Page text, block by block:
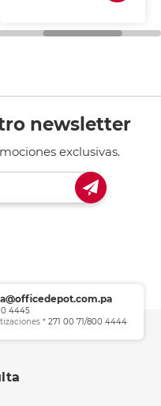
newsletter
exclusivas.
4445
* 271 00 71/800 4444